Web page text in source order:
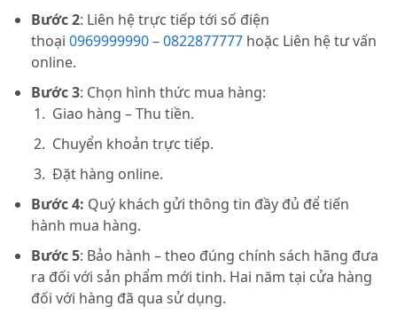
Bước 2: Liên hệ trực tiếp tới số điện
thoại 0969999990–0822877777 hoặc Liên hệ tư vấn
online.
Bước 3: Chọn hình thức mua hàng:
Giao hàng – Thu tiền.
Chuyển khoản trực tiếp.
Đặt hàng online.
Bước 4: Quý khách gửi thông tin đầy đủ để tiến
hành mua hàng.
Bước 5: Bảo hành – theo đúng chính sách hãng đưa
ra đối với sản phẩm mới tinh. Hai năm tại cửa hàng
đối với hàng đã qua sử dụng.